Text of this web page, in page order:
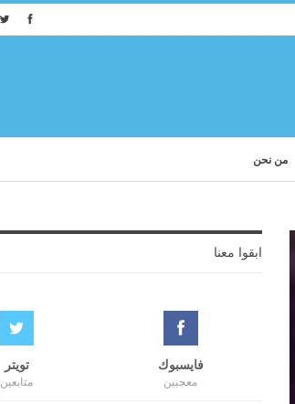
من نحن
ابقوا معنا
فايسبوك
معجبين
تويتر
متابعين